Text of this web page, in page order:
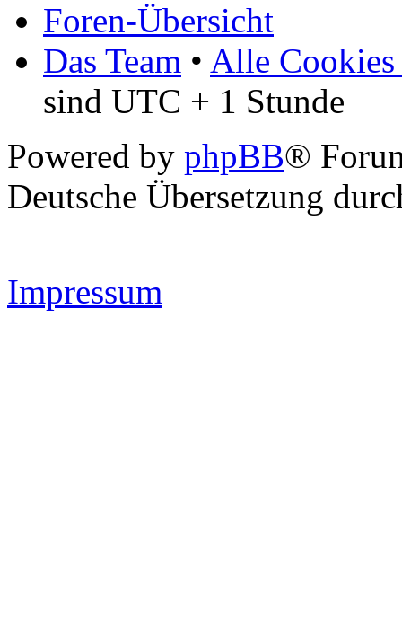
Foren-Übersicht
Das Team • Alle Cookies
sind UTC + 1 Stunde
Powered by phpBB®
Deutsche Übersetzung
Impressum